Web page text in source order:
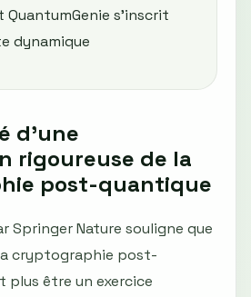
QuantumGenie s’inscrit
dynamique
d’une
rigoureuse de la
post-quantique
Springer Nature souligne que
cryptographie post-
plus être un exercice